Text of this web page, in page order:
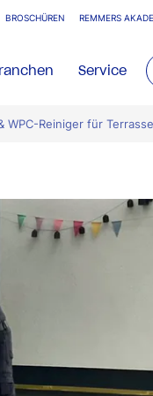
BROSCHÜREN REMMERS
Service
Reiniger für